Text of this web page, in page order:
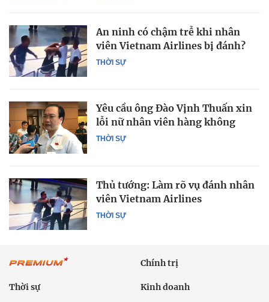
THỜI SỰ
An ninh có chậm trễ khi nhân
viên Vietnam Airlines bị đánh?
THỜI SỰ
Yêu cầu ông Đào Vịnh Thuấn xin
lỗi nữ nhân viên hàng không
THỜI SỰ
Thủ tướng: Làm rõ vụ đánh nhân
viên Vietnam Airlines
Chính trị
Thời sự Kinh doanh